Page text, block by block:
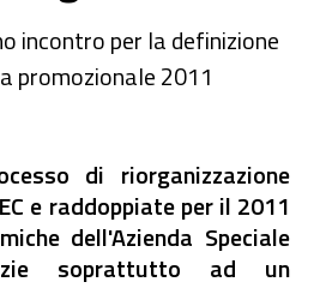
incontro per la definizione
promozionale 2011
di riorganizzazione
e raddoppiate per il 2011
dell'Azienda Speciale
soprattutto ad un